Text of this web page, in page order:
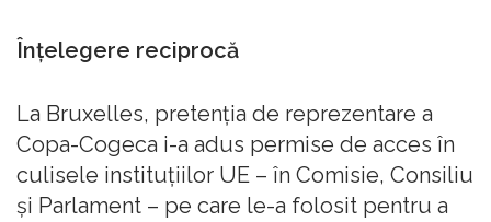
Înțelegere reciprocă
La Bruxelles, pretenția de reprezentare a
Copa-Cogeca i-a adus permise de acces în
culisele instituțiilor UE – în Comisie, Consiliu
și Parlament – pe care le-a folosit pentru a